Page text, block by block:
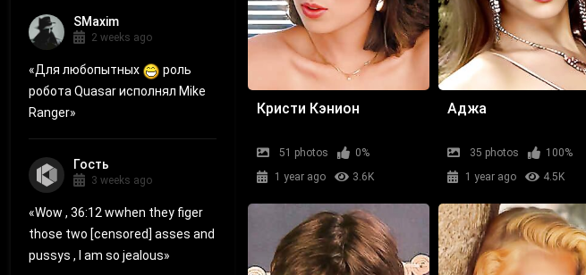
«Для любопытных
роль
робота Quasar исполнял Mike
Ranger»
SMaxim
2 weeks ago
«Wow , 36:12 wwhen they figer
those two [censored] asses and
pussys , I am so jealous»
Гость
3 weeks ago
Кристи Кэнион
51 photos
0%
1 year ago
3.6K
Аджа
35 photos
100%
1 year ago
4.5K